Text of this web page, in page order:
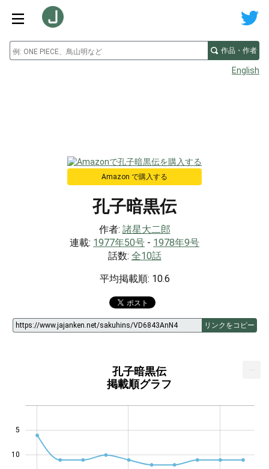
作品・作者
English
Amazon で購入する
孔子暗黒伝
作者: 諸星大二郎
連載: 1977年50号 - 1978年9号
話数: 全10話
平均掲載順: 10.6
リンクをコピー
孔子暗黒伝
掲載順グラフ
14
10
5
...